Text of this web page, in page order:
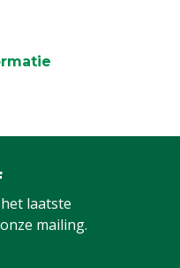
laatste
mailing.